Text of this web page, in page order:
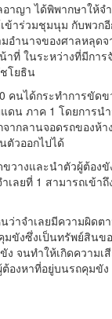
าญา ได้พิพากษาให้
ข้าร่วมชุมนุม กับพว
อำนาจของศาลหลุ
าที่ ในระหว่างที่มีก
โยธิน
คนได้กระทำการขั
ดน ภาค 1 โดยการ
กลานจอดรถของห้า
ตัวออกไปได้
วางและนำตัวผู้ต้อง
ลยที่ 1 สามารถเข้
าจำเลยมีความผิด
ขังซึ่งเป็นทรัพย์สิน
ง จนทำให้เกิดความ
องหาที่อยู่บนรถคุมขั